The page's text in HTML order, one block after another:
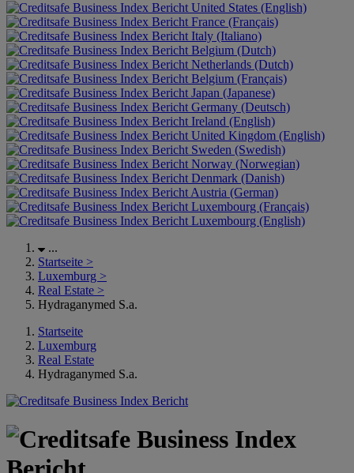
United States (English)
France (Français)
Italy (Italiano)
Belgium (Dutch)
Netherlands (Dutch)
Belgium (Français)
Japan (Japanese)
Germany (Deutsch)
Ireland (English)
United Kingdom (English)
Sweden (Swedish)
Norway (Norwegian)
Denmark (Danish)
Austria (German)
Luxembourg (Français)
Luxembourg (English)
...
Startseite >
Luxemburg >
Real Estate >
Hydraganymed S.a.
Startseite
Luxemburg
Real Estate
Hydraganymed S.a.